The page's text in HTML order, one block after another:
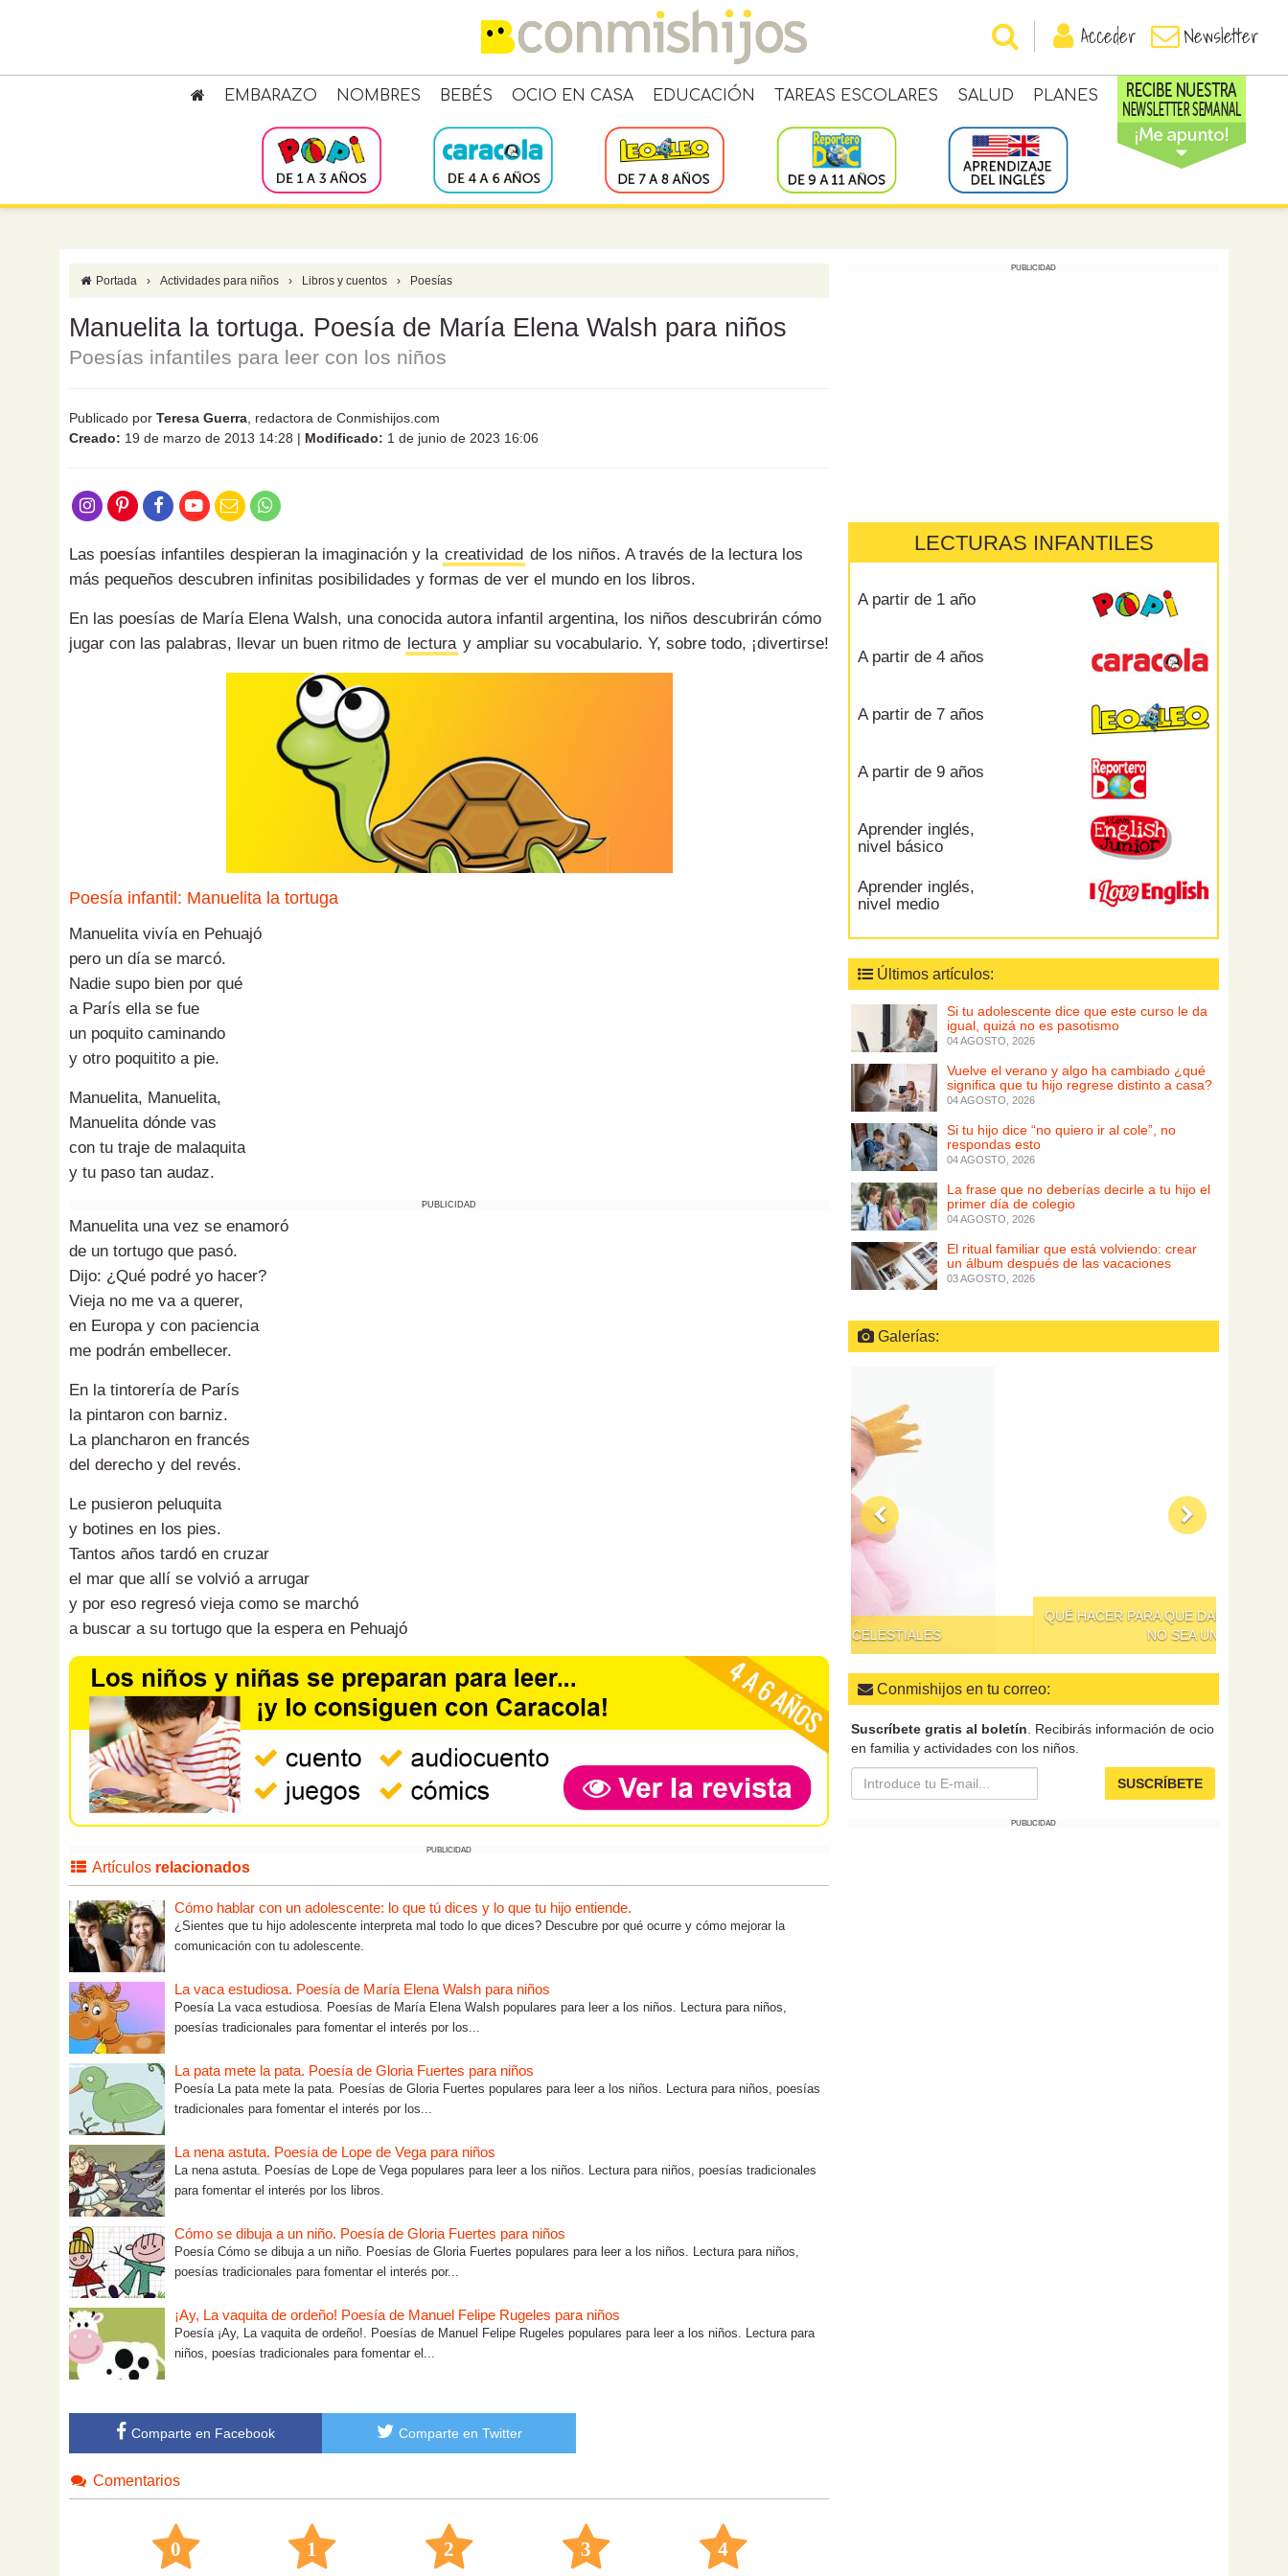
Acceder Newsletter
EMBARAZO NOMBRES BEBÉS OCIO EN CASA EDUCACIÓN TAREAS ESCOLARES SALUD PLANES
Portada › Actividades para niños › Libros y cuentos › Poesías
Manuelita la tortuga. Poesía de María Elena Walsh para niños
Poesías infantiles para leer con los niños
Publicado por Teresa Guerra , redactora de Conmishijos.com
Creado: 19 de marzo de 2013 14:28 | Modificado: 1 de junio de 2023 16:06
Las poesías infantiles despieran la imaginación y la creatividad de los niños. A través de la lectura los
más pequeños descubren infinitas posibilidades y formas de ver el mundo en los libros.
En las poesías de María Elena Walsh, una conocida autora infantil argentina, los niños descubrirán cómo
jugar con las palabras, llevar un buen ritmo de lectura y ampliar su vocabulario. Y, sobre todo, ¡divertirse!
Poesía infantil: Manuelita la tortuga
Manuelita vivía en Pehuajó
pero un día se marcó.
Nadie supo bien por qué
a París ella se fue
un poquito caminando
y otro poquitito a pie.
Manuelita, Manuelita,
Manuelita dónde vas
con tu traje de malaquita
y tu paso tan audaz.
PUBLICIDAD
Manuelita una vez se enamoró
de un tortugo que pasó.
Dijo: ¿Qué podré yo hacer?
Vieja no me va a querer,
en Europa y con paciencia
me podrán embellecer.
En la tintorería de París
la pintaron con barniz.
La plancharon en francés
del derecho y del revés.
Le pusieron peluquita
y botines en los pies.
Tantos años tardó en cruzar
el mar que allí se volvió a arrugar
y por eso regresó vieja como se marchó
a buscar a su tortugo que la espera en Pehuajó
PUBLICIDAD
Artículos relacionados
Cómo hablar con un adolescente: lo que tú dices y lo que tu hijo entiende.
¿Sientes que tu hijo adolescente interpreta mal todo lo que dices? Descubre por qué ocurre y cómo mejorar la
comunicación con tu adolescente.
La vaca estudiosa. Poesía de María Elena Walsh para niños
Poesía La vaca estudiosa. Poesías de María Elena Walsh populares para leer a los niños. Lectura para niños,
poesías tradicionales para fomentar el interés por los...
La pata mete la pata. Poesía de Gloria Fuertes para niños
Poesía La pata mete la pata. Poesías de Gloria Fuertes populares para leer a los niños. Lectura para niños, poesías
tradicionales para fomentar el interés por los...
La nena astuta. Poesía de Lope de Vega para niños
La nena astuta. Poesías de Lope de Vega populares para leer a los niños. Lectura para niños, poesías tradicionales
para fomentar el interés por los libros.
Cómo se dibuja a un niño. Poesía de Gloria Fuertes para niños
Poesía Cómo se dibuja a un niño. Poesías de Gloria Fuertes populares para leer a los niños. Lectura para niños,
poesías tradicionales para fomentar el interés por...
¡Ay, La vaquita de ordeño! Poesía de Manuel Felipe Rugeles para niños
Poesía ¡Ay, La vaquita de ordeño!. Poesías de Manuel Felipe Rugeles populares para leer a los niños. Lectura para
niños, poesías tradicionales para fomentar el...
Comparte en Facebook Comparte en Twitter
Comentarios
0 1 2 3 4
PUBLICIDAD
LECTURAS INFANTILES
A partir de 1 año
A partir de 4 años
A partir de 7 años
A partir de 9 años
Aprender inglés,
nivel básico
Aprender inglés,
nivel medio
Últimos artículos:
Si tu adolescente dice que este curso le da
igual, quizá no es pasotismo
04 AGOSTO, 2026
Vuelve el verano y algo ha cambiado ¿qué
significa que tu hijo regrese distinto a casa?
04 AGOSTO, 2026
Si tu hijo dice “no quiero ir al cole”, no
respondas esto
04 AGOSTO, 2026
La frase que no deberías decirle a tu hijo el
primer día de colegio
04 AGOSTO, 2026
El ritual familiar que está volviendo: crear
un álbum después de las vacaciones
03 AGOSTO, 2026
Galerías:
QUÉ HACER PARA QUE DAR DE COMER A LOS NIÑOS
Conmishijos en tu correo:
Suscríbete gratis al boletín . Recibirás información de ocio
en familia y actividades con los niños.
SUSCRÍBETE
PUBLICIDAD